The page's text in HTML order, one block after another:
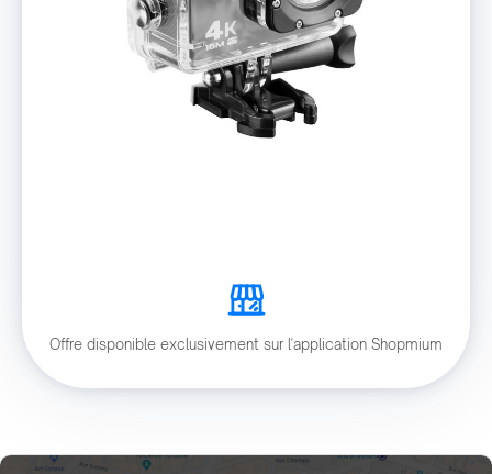
Offre disponible exclusivement sur l'application Shopmium